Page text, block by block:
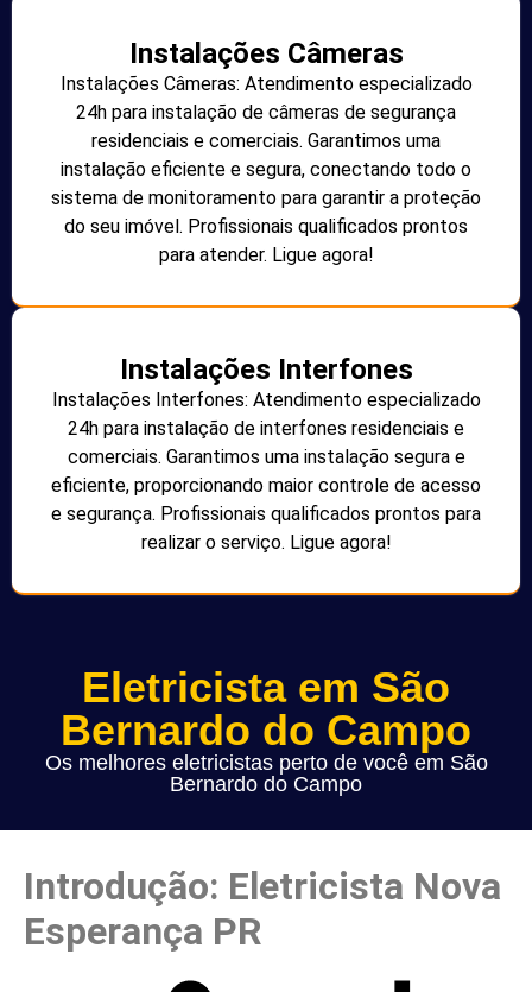
Instalações Câmeras
Instalações Câmeras: Atendimento especializado
24h para instalação de câmeras de segurança
residenciais e comerciais. Garantimos uma
instalação eficiente e segura, conectando todo o
sistema de monitoramento para garantir a proteção
do seu imóvel. Profissionais qualificados prontos
para atender. Ligue agora!
Instalações Interfones
Instalações Interfones: Atendimento especializado
24h para instalação de interfones residenciais e
comerciais. Garantimos uma instalação segura e
eficiente, proporcionando maior controle de acesso
e segurança. Profissionais qualificados prontos para
realizar o serviço. Ligue agora!
Eletricista em São
Bernardo do Campo
Os melhores eletricistas perto de você em São
Bernardo do Campo
Introdução: Eletricista Nova
Esperança PR